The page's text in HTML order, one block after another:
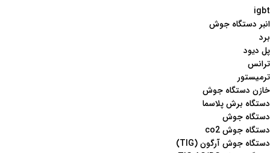
igbt
انبر دستگاه جوش
برد
پل دیود
ترانس
ترمیستور
خازن دستگاه جوش
دستگاه برش پلاسما
دستگاه جوش
دستگاه جوش co2
دستگاه جوش آرگون (TIG)